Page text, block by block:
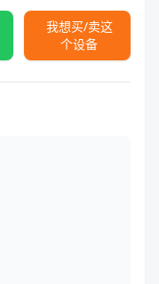
我想买/卖这
个设备